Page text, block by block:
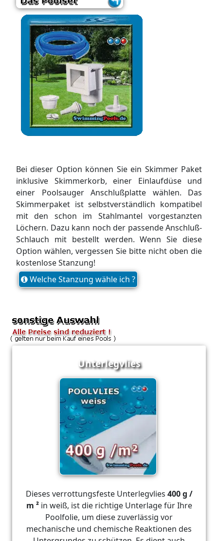
Bei dieser Option können Sie ein Skimmer Paket
inklusive Skimmerkorb, einer Einlaufdüse und
einer Poolsauger Anschlußplatte wählen. Das
Skimmerpaket ist selbstverständlich kompatibel
mit den schon im Stahlmantel vorgestanzten
Löchern. Dazu kann noch der passende Anschluß-
Schlauch mit bestellt werden. Wenn Sie diese
Option wählen, vergessen Sie bitte nicht oben die
kostenlose Stanzung!
Welche Stanzung wähle ich ?
Unterlegvlies
Dieses verrottungsfeste Unterlegvlies 400 g /
m ²in weiß, ist die richtige Unterlage für Ihre
Poolfolie, um diese zuverlässig vor
mechanische und chemische Reaktionen des